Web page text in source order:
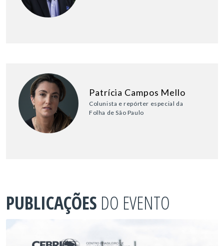
Patrícia Campos Mello
Colunista e repórter especial da
Folha de São Paulo
PUBLICAÇÕES DO EVENTO